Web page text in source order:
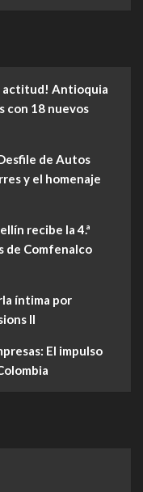
actitud! Antioquia
con 18 nuevos
de Autos
y el homenaje
recibe la 4.ª
de Comfenalco
íntima por
II
El impulso